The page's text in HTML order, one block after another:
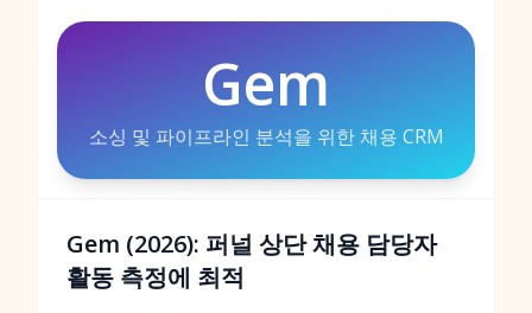
Gem
소싱 및 파이프라인 분석을 위한 채용 CRM
Gem (2026): 퍼널 상단 채용 담당자
활동 측정에 최적